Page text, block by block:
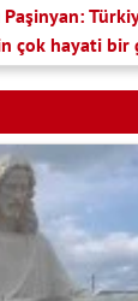
çok hayati bir